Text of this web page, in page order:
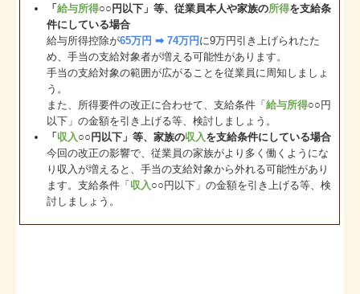
「給与所得○○円以下」等、従業員本人や家族の所得を支給条
件にしている場合
給与所得控除が65万円 ➡ 74万円 に9万円引き上げられたた
め、手当の支給対象者が増える可能性があります。
手当の支給対象の範囲が広がることを従業員に周知しましょ
う。
また、所得要件の改正に合わせて、支給条件「給与所得○○円
以下」の金額を引き上げる等、検討しましょう。
「 収入○○円以下」等、家族の収入を支給条件にしている場合
今回の改正の影響で、従業員の家族がより多く働くようにな
り収入が増えると、手当の支給対象から外れる可能性があり
ます。支給条件「 収入○○円以下」の金額を引き上げる等、検
討しましょう。